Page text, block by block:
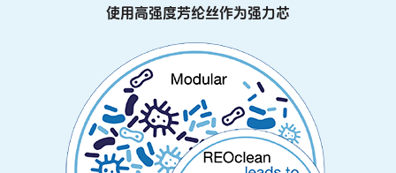
使用高强度芳纶丝作为强力芯